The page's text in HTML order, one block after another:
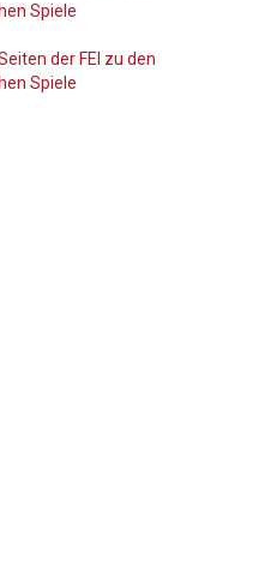
Spiele
der FEI zu den
Spiele